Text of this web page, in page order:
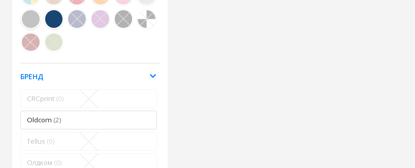
БРЕНД
CRCprint (0)
Oldcom (2)
Tellus (0)
Олдком (0)